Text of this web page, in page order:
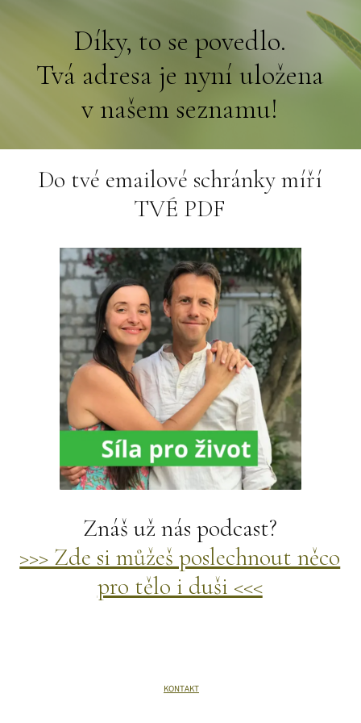
Díky, to se povedlo.
Tvá adresa je nyní uložena
v našem seznamu!
Do tvé emailové schránky míří
TVÉ PDF
Znáš už nás podcast?
>>> Zde si můžeš poslechnout něco
pro tělo i duši <<<
KONTAKT